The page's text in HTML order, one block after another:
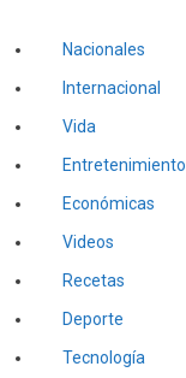
Nacionales
Internacional
Vida
Entretenimiento
Económicas
Videos
Recetas
Deporte
Tecnología